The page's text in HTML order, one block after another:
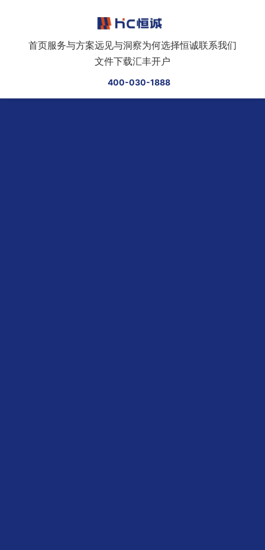
首页服务与方案远见与洞察为何选择恒诚联系我们
文件下载汇丰开户
400-030-1888